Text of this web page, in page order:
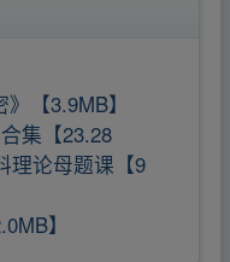
【3.9MB】
集【23.28
理论母题课【9
】